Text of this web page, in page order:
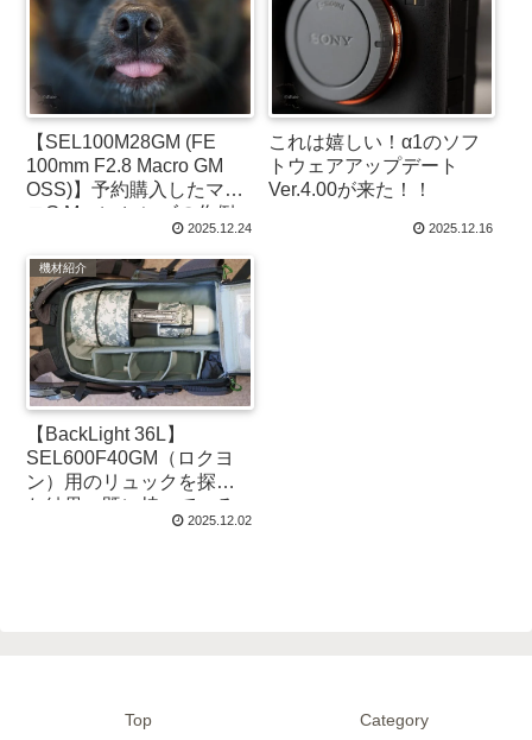
【SEL100M28GM (FE
100mm F2.8 Macro GM
OSS)】予約購入したマク
ロG Masterレンズの作例
2025.12.24
これは嬉しい！α1のソフ
トウェアアップデート
Ver.4.00が来た！！
2025.12.16
機材紹介
【BackLight 36L】
SEL600F40GM（ロクヨ
ン）用のリュックを探し
た結果、既に持っている
ことが判明した話
2025.12.02
Top Category